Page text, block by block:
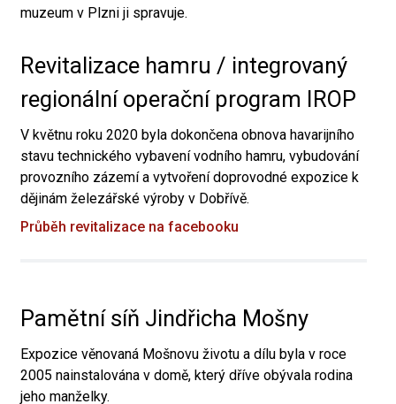
muzeum v Plzni ji spravuje.
Revitalizace hamru / integrovaný
regionální operační program IROP
V květnu roku 2020 byla dokončena obnova havarijního
stavu technického vybavení vodního hamru, vybudování
provozního zázemí a vytvoření doprovodné expozice k
dějinám železářské výroby v Dobřívě.
Průběh revitalizace na facebooku
Pamětní síň Jindřicha Mošny
Expozice věnovaná Mošnovu životu a dílu byla v roce
2005 nainstalována v domě, který dříve obývala rodina
jeho manželky.